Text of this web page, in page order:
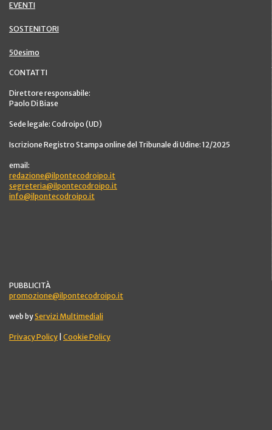
EVENTI
SOSTENITORI
50esimo
CONTATTI
Direttore responsabile:
Paolo Di Biase
Sede legale: Codroipo (UD)
Iscrizione Registro Stampa online del Tribunale di Udine: 12/2025
email:
redazione@ilpontecodroipo.it
segreteria@ilpontecodroipo.it
info@ilpontecodroipo.it
PUBBLICITÀ
promozione@ilpontecodroipo.it
web byServizi Multimediali
Privacy Policy Cookie Policy